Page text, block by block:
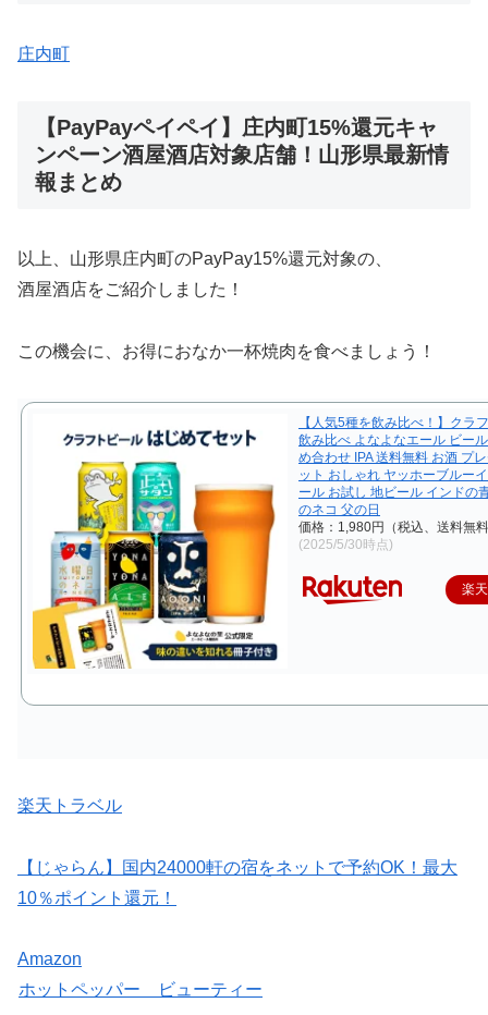
庄内町
【PayPayペイペイ】庄内町15%還元キャ
ンペーン酒屋酒店対象店舗！山形県最新情
報まとめ
以上、山形県庄内町のPayPay15%還元対象の、
酒屋酒店をご紹介しました！
この機会に、お得におなか一杯焼肉を食べましょう！
【人気5種を飲み比べ！】クラ
飲み比べ よなよなエール ビー
め合わせ IPA 送料無料 お酒 プ
ット おしゃれ ヤッホーブルー
ール お試し 地ビール インドの
のネコ 父の日
価格：1,980円（税込、送料無
(2025/5/30時点)
楽
楽天トラベル
【じゃらん】国内24000軒の宿をネットで予約OK！最大
10％ポイント還元！
Amazon
ホットペッパー ビューティー